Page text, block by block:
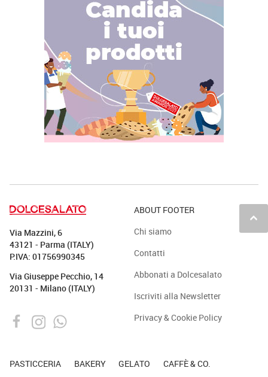
keyboard_arrow_up
Via Mazzini, 6
43121 - Parma (ITALY)
P.IVA: 01756990345
Via Giuseppe Pecchio, 14
20131 - Milano (ITALY)
ABOUT FOOTER
Chi siamo
Contatti
Abbonati a Dolcesalato
Iscriviti alla Newsletter
Privacy & Cookie Policy
PASTICCERIA BAKERY GELATO CAFFÈ & CO.